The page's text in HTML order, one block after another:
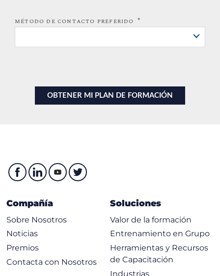
MÉTODO DE CONTACTO PREFERIDO *
Compañía
Sobre Nosotros
Noticias
Premios
Contacta con Nosotros
Soluciones
Valor de la formación
Entrenamiento en Grupo
Herramientas y Recursos
de Capacitación
Industrias